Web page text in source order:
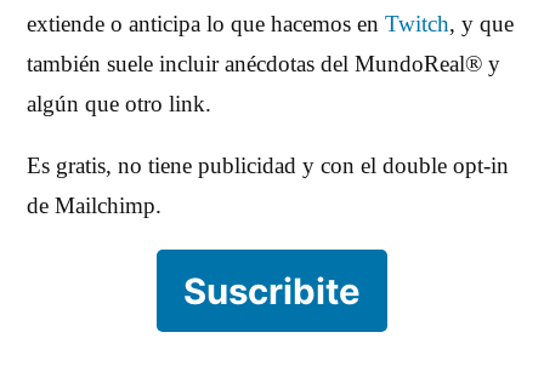
extiende o anticipa lo que hacemos en Twitch, y que
también suele incluir anécdotas del MundoReal® y
algún que otro link.
Es gratis, no tiene publicidad y con el double opt-in
de Mailchimp.
Suscribite